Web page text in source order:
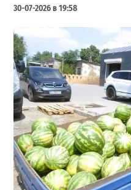
30-07-2026 в 19:58